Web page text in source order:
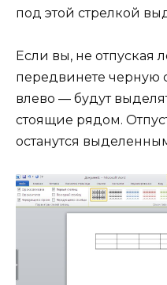
под этой стрелкой
Если вы, не
передвинете черную
влево — будут
стоящие рядом.
останутся